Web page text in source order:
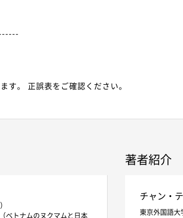
す。 正誤表をご確認ください。
トナムのヌクマムと日本
著者紹介
チャン・
東京外国語